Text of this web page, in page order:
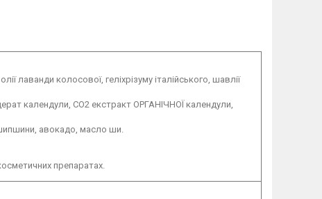
лаванди колосової, геліхрізуму італійського, шавлії
календули, СО2 екстракт ОРГАНІЧНОЇ календули,
шипшини, авокадо, масло ши.
препаратах.